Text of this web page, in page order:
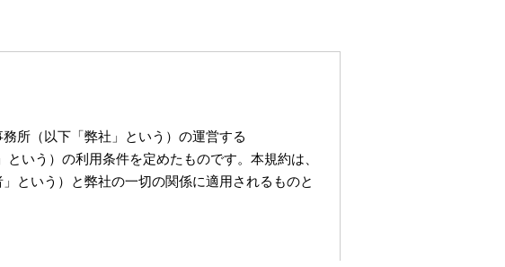
所（以下「弊社」という）の運営する
いう）の利用条件を定めたものです。本規約は、
という）と弊社の一切の関係に適用されるものと